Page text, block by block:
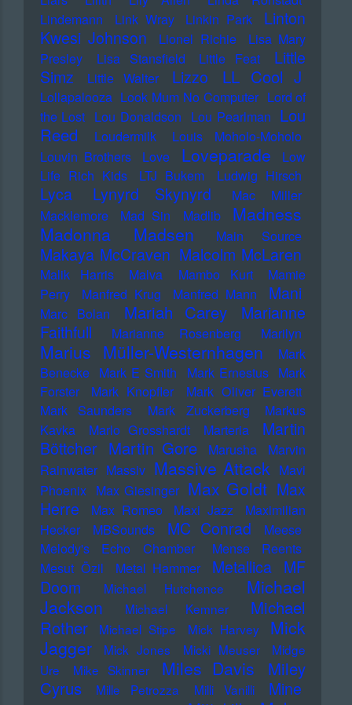
Lindemann
Link Wray Linkin Park
Linton
Kwesi Johnson
Lionel Richie
Lisa Mary
Presley
Lisa Stansfield Little Feat
Little
Simz
Little Walter Lizzo LL Cool J
Lollapalooza Look Mum No Computer Lord of
the Lost Lou Donaldson Lou Pearlman Lou
Reed
Loudermilk
Louis Moholo-Moholo
Louvin Brothers
Love Loveparade
Low
Life Rich Kids
LTJ Bukem Ludwig Hirsch
Lyca Lynyrd Skynyrd
Mac Miller
Macklemore
Mad Sin Madlib
Madness
Madonna
Madsen Main Source
Makaya McCraven Malcolm McLaren
Malik Harris Malva Mambo Kurt
Mamie
Perry
Manfred Krug Manfred Mann Mani
Marc Bolan Mariah Carey
Marianne
Faithfull
Marianne Rosenberg Marilyn
Marius Müller-Westernhagen
Mark
Benecke Mark E Smith Mark Ernestus Mark
Forster
Mark Knopfler
Mark Oliver Everett
Mark Saunders
Mark Zuckerberg
Markus
Kavka
Marlo Grosshardt Marteria
Martin
Böttcher Martin Gore Marusha
Marvin
Rainwater Massiv Massive Attack Mavi
Phoenix Max Giesinger Max Goldt Max
Herre
Max Romeo Maxi Jazz
Maximilian
Hecker
MBSounds MC Conrad
Meese
Melody's Echo Chamber
Mense Reents
Mesut Özil
Metal Hammer Metallica MF
Doom
Michael Hutchence
Michael
Jackson
Michael Kemner
Michael
Rother
Michael Stipe Mick Harvey
Mick
Jagger
Mick Jones Micki Meuser
Midge
Ure
Mike Skinner Miles Davis
Miley
Cyrus
Mille Petrozza Milli Vanilli Mine